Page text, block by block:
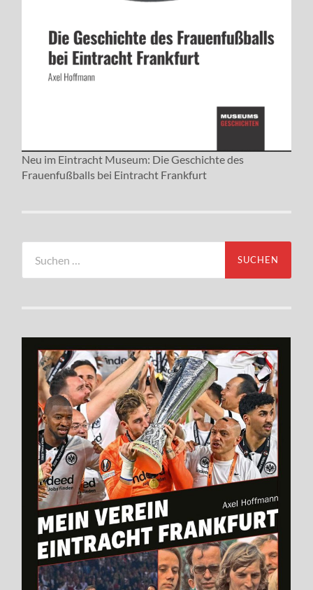
Neu im Eintracht Museum: Die Geschichte des
Frauenfußballs bei Eintracht Frankfurt
nach: